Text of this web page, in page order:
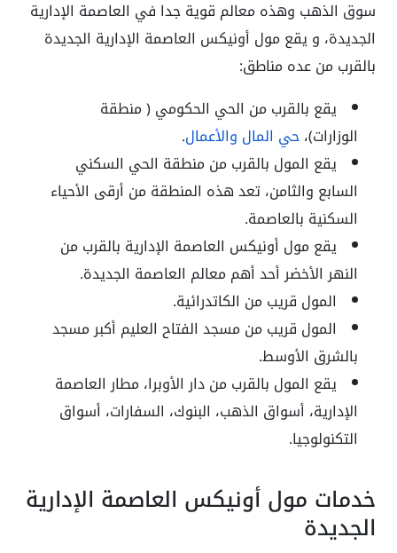
سوق الذهب وهذه معالم قوية جدا في العاصمة الإدارية
الجديدة، و يقع مول أونيكس العاصمة الإدارية الجديدة
بالقرب من عده مناطق:
يقع بالقرب من الحي الحكومي ( منطقة
الوزارات)،حي المال والأعمال.
يقع المول بالقرب من منطقة الحي السكني
السابع والثامن، تعد هذه المنطقة من أرقى الأحياء
السكنية بالعاصمة.
يقع مول أونيكس العاصمة الإدارية بالقرب من
النهر الأخضر أحد أهم معالم العاصمة الجديدة.
المول قريب من الكاتدرائية.
المول قريب من مسجد الفتاح العليم أكبر مسجد
بالشرق الأوسط.
يقع المول بالقرب من دار الأوبرا، مطار العاصمة
الإدارية، أسواق الذهب، البنوك، السفارات، أسواق
التكنولوجيا.
خدمات مول أونيكس العاصمة الإدارية
الجديدة